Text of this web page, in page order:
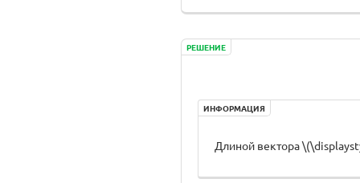
РЕШЕНИЕ
ИНФОРМАЦИЯ
Длиной вектора